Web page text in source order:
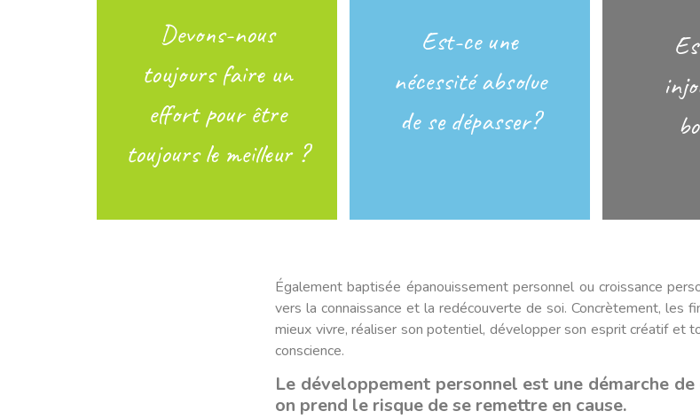
Devons-nous
toujours faire un
effort pour être
toujours le meilleur ?
Est-ce une
nécessité absolue
de se dépasser?
Également baptisée épanouissement personnel ou croissance
vers la connaissance et la redécouverte de soi. Concrètement, les
mieux vivre, réaliser son potentiel, développer son esprit créatif et
conscience.
Le développement personnel est une démarche
on prend le risque de se remettre en cause.